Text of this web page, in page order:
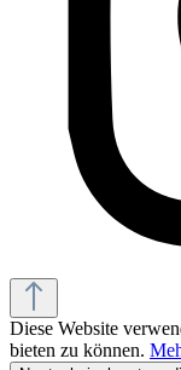
Diese Website
bieten zu können.